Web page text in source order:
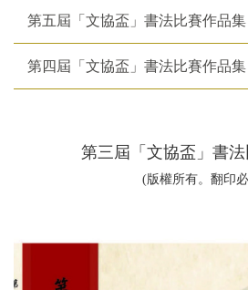
第五屆「文協盃」書法比賽作品集
第四屆「文協盃」書法比賽作品集
第三屆「文協盃」書
(版權所有。翻印